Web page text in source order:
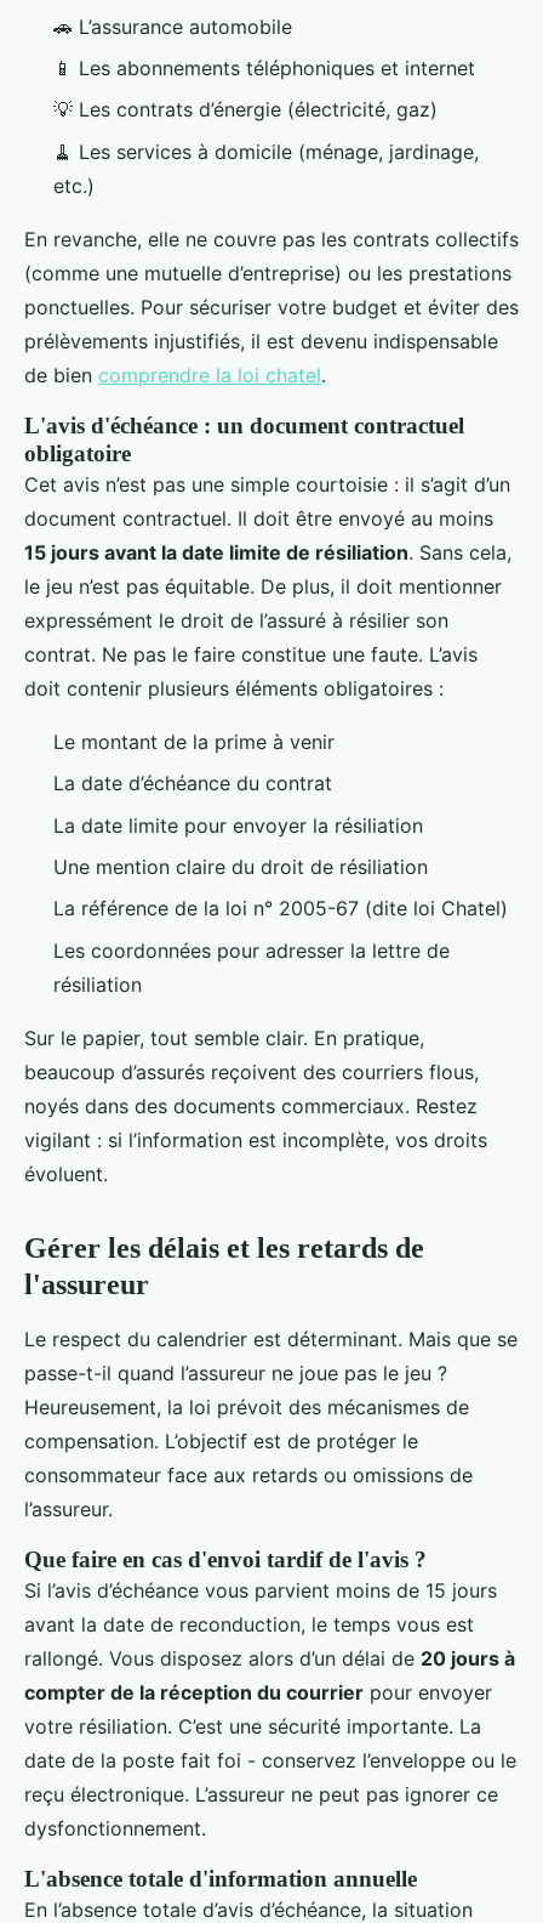
🚗 L’assurance automobile
📱 Les abonnements téléphoniques et internet
💡 Les contrats d’énergie (électricité, gaz)
🧹 Les services à domicile (ménage, jardinage,
etc.)
En revanche, elle ne couvre pas les contrats collectifs
(comme une mutuelle d’entreprise) ou les prestations
ponctuelles. Pour sécuriser votre budget et éviter des
prélèvements injustifiés, il est devenu indispensable
de bien comprendre la loi chatel.
L'avis d'échéance : un document contractuel
obligatoire
Cet avis n’est pas une simple courtoisie : il s’agit d’un
document contractuel. Il doit être envoyé au moins
15 jours avant la date limite de résiliation. Sans cela,
le jeu n’est pas équitable. De plus, il doit mentionner
expressément le droit de l’assuré à résilier son
contrat. Ne pas le faire constitue une faute. L’avis
doit contenir plusieurs éléments obligatoires :
Le montant de la prime à venir
La date d’échéance du contrat
La date limite pour envoyer la résiliation
Une mention claire du droit de résiliation
La référence de la loi n° 2005-67 (dite loi Chatel)
Les coordonnées pour adresser la lettre de
résiliation
Sur le papier, tout semble clair. En pratique,
beaucoup d’assurés reçoivent des courriers flous,
noyés dans des documents commerciaux. Restez
vigilant : si l’information est incomplète, vos droits
évoluent.
Gérer les délais et les retards de
l'assureur
Le respect du calendrier est déterminant. Mais que se
passe-t-il quand l’assureur ne joue pas le jeu ?
Heureusement, la loi prévoit des mécanismes de
compensation. L’objectif est de protéger le
consommateur face aux retards ou omissions de
l’assureur.
Que faire en cas d'envoi tardif de l'avis ?
Si l’avis d’échéance vous parvient moins de 15 jours
avant la date de reconduction, le temps vous est
rallongé. Vous disposez alors d’un délai de 20 jours à
compter de la réception du courrier pour envoyer
votre résiliation. C’est une sécurité importante. La
date de la poste fait foi - conservez l’enveloppe ou le
reçu électronique. L’assureur ne peut pas ignorer ce
dysfonctionnement.
L'absence totale d'information annuelle
En l’absence totale d’avis d’échéance, la situation